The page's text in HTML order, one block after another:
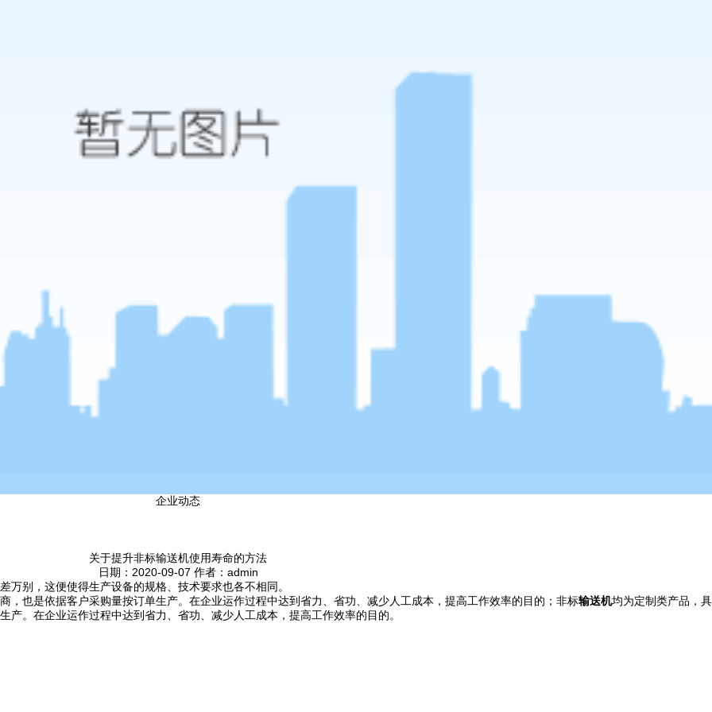
企业动态
关于提升非标输送机使用寿命的方法
日期：2020-09-07 作者：admin
别，这便使得生产设备的规格、技术要求也各不相同。
，也是依据客户采购量按订单生产。在企业运作过程中达到省力、省功、减少人工成本，提高工作效率的目的；非标输送机均为定制类产品，具
产。在企业运作过程中达到省力、省功、减少人工成本，提高工作效率的目的。